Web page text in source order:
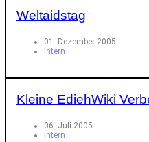
Weltaidstag
01. Dezember 2005
Intern
Kleine EdiehWiki
06. Juli 2005
Intern